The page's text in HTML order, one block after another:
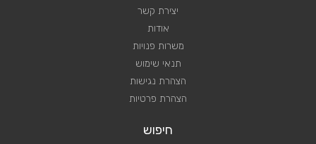
יצירת קשר
אודות
משרות פנויות
תנאי שימוש
הצהרת נגישות
הצהרת פרטיות
חיפוש